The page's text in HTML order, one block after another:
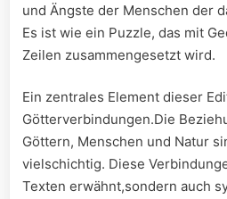
und Ängste der Menschen der
Es ist wie ein Puzzle, das ‍mit
Zeilen zusammengesetzt wird.
Ein ​zentrales Element⁤ dieser
Götterverbindungen.Die
‌Göttern, Menschen und Natur
vielschichtig. Diese
Texten erwähnt,sondern auch